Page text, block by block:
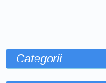
Categorii